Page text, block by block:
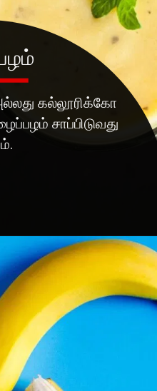
கல்லூரிக்கோ
சாப்பிடுவது